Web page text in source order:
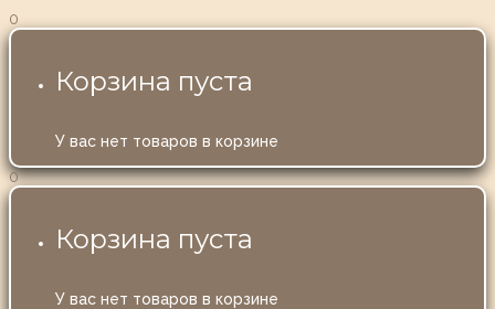
0
Корзина пуста
У вас нет товаров в корзине
0
Корзина пуста
У вас нет товаров в корзине